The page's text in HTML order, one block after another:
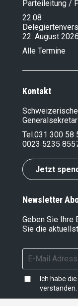
Parteileitung /
22.08
22. August 2026
Alle Termine
Kontakt
Tel.031 300 58
0023 5235
Jetzt
Newsletter
Geben Sie Ihre
Sie die
Ich habe die
verstanden.